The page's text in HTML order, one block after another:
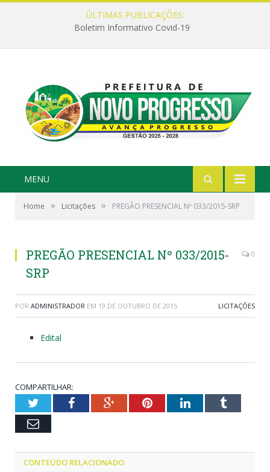
ÚLTIMAS PUBLICAÇÕES:
Boletim Informativo Covid-19
MENU
Home » Licitações » PREGÃO PRESENCIAL Nº 033/2015-SRP
PREGÃO PRESENCIAL Nº 033/2015-
SRP
0
POR ADMINISTRADOR EM 19 DE OUTUBRO DE 2015 LICITAÇÕES
Edital
COMPARTILHAR:
TwitterFacebookGoogle+PinterestLinkedInTumblr
Email
CONTEÚDO RELACIONADO